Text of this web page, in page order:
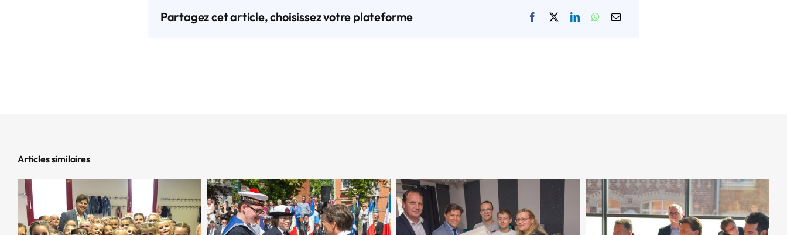
Partagez cet article, choisissez votre plateforme
Articles similaires